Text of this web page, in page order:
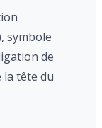
symbole
de
tête du